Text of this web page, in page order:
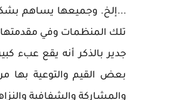
...إلخ. وجميعها يساهم
تلك المنظمات وفي مقدمتها
جدير بالذكر أنه يقع عبء
بعض القيم والتوعية بها
والمشاركة والشفافية